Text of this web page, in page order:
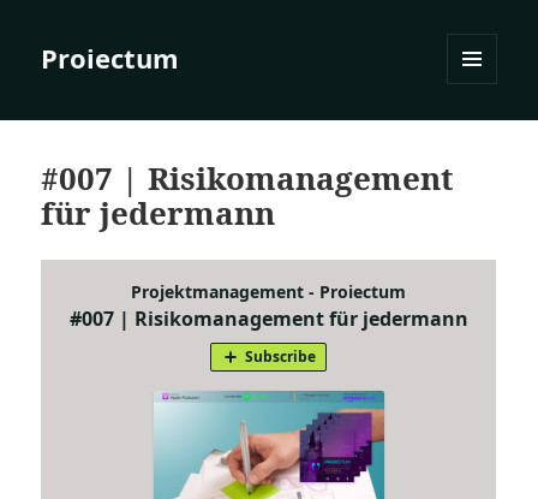
Proiectum
#007 | Risikomanagement
für jedermann